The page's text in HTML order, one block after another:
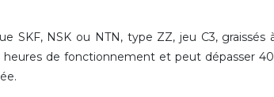
SKF, NSK ou NTN, type ZZ, jeu C3, graissés
de fonctionnement et peut dépasser